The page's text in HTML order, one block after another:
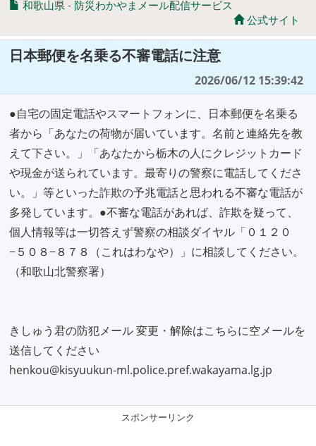
和歌山県 - 防災わかやまメール配信サービス
公式サイト
日本郵便を名乗る不審電話に注意
2026/06/12 15:39:42
●自宅の固定電話やスマートフォンに、日本郵便を名乗る
者から「あなたの荷物が届いています。名前と連絡先を教
えて下さい。」「あなたから栃木の人にクレジットカード
や現金が送られています。最寄りの警察に電話してくださ
い。」等といった詐欺の予兆電話と思われる不審な電話が
多発しています。●不審な電話があれば、詐欺を疑って、
個人情報等は一切答えず警察の相談ダイヤル「０１２０
−５０８−８７８（これはわなや）」に相談してください。
（和歌山北警察署）
きしゅう君の防犯メール 変更・解除はこちらに空メールを
送信してください
henkou@kisyuukun-ml.police.pref.wakayama.lg.jp
スポンサーリンク